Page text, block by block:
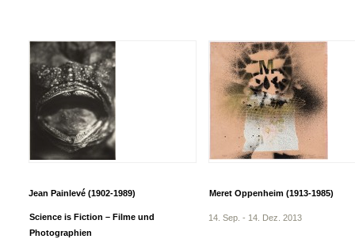
Jean Painlevé (1902-1989)
Science is Fiction – Filme und
Photographien
Meret Oppenheim (1913-1985)
14. Sep. - 14. Dez. 2013